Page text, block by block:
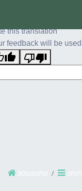
this translation
feedback will be
მთავარი